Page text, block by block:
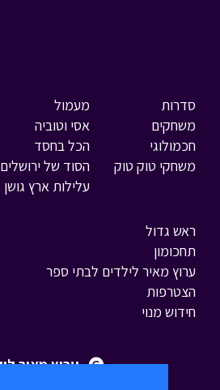
סדרות
משחקים
חכמולוגי
משחקי טוק טוק
מעמול
אסי וטוביה
הכל בחסד
הסוד של ירושלים
עלילות ארץ גושן
ראש גדול
תחכומון
ערוץ מאיר לילדים לבתי ספר
הצטרפות
חידוש מנוי
ערוץ מאיר לילדים